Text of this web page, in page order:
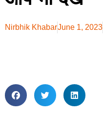
Nirbhik KhabarJune 1, 2023